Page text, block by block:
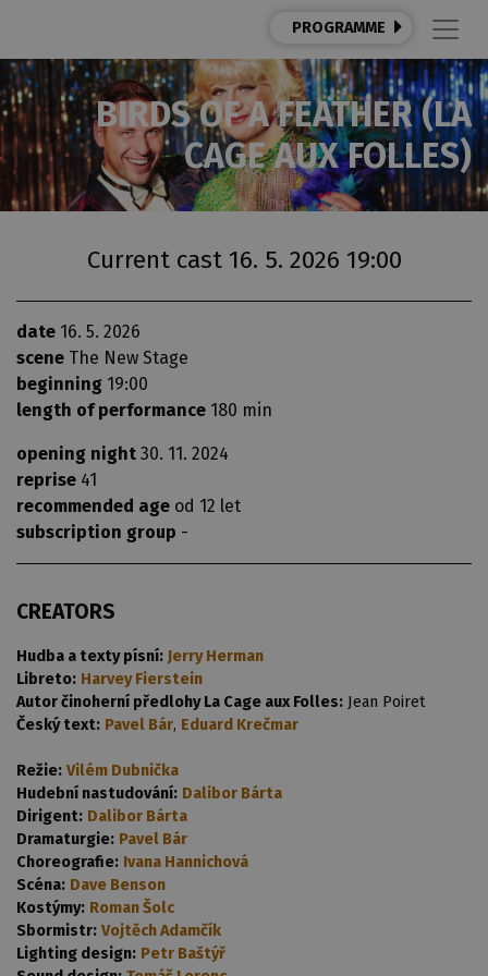
PROGRAMME
BIRDS OF A FEATHER (LA
CAGE AUX FOLLES)
Current cast 16. 5. 2026 19:00
date 16. 5. 2026
scene The New Stage
beginning 19:00
length of performance 180 min
opening night 30. 11. 2024
reprise 41
recommended age od 12 let
subscription group -
CREATORS
Hudba a texty písní: Jerry Herman
Libreto: Harvey Fierstein
Autor činoherní předlohy La Cage aux Folles: Jean Poiret
Český text: Pavel Bár, Eduard Krečmar
Režie: Vilém Dubnička
Hudební nastudování: Dalibor Bárta
Dirigent: Dalibor Bárta
Dramaturgie: Pavel Bár
Choreografie: Ivana Hannichová
Scéna: Dave Benson
Kostýmy: Roman Šolc
Sbormistr: Vojtěch Adamčík
Lighting design: Petr Baštýř